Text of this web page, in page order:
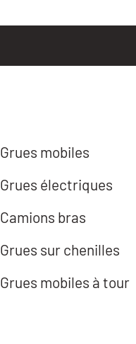
Grues mobiles
Grues électriques
Camions bras
Grues sur chenilles
Grues mobiles à tour